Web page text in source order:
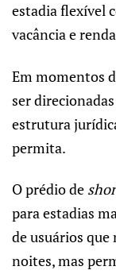
estadia flexível
vacância e
Em momentos
ser
estrutura
permita.
O prédio de
para estadias
de usuários que
noites, mas